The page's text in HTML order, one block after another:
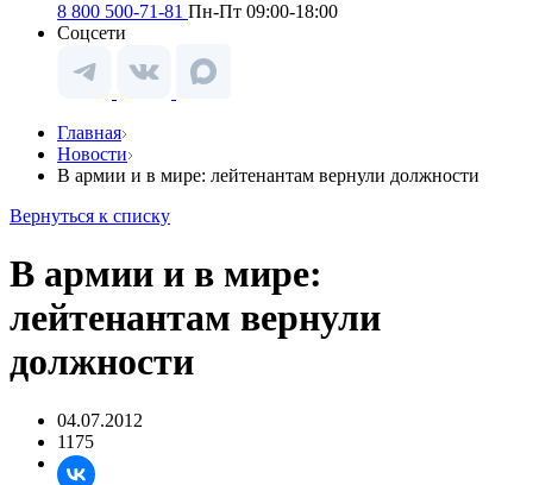
8 800 500-71-81 Пн-Пт 09:00-18:00
Соцсети
Главная
Новости
В армии и в мире: лейтенантам вернули должности
Вернуться к списку
В армии и в мире:
лейтенантам вернули
должности
04.07.2012
1175